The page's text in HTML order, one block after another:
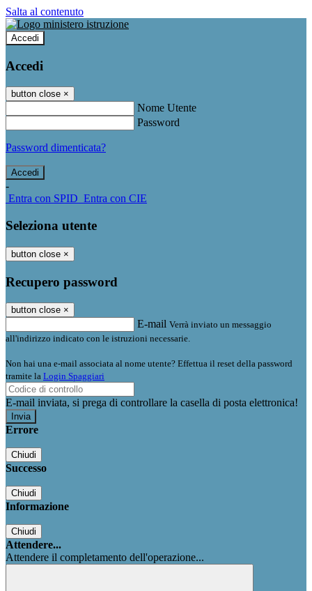
Salta al contenuto
Accedi
Accedi
button close ×
Nome Utente
Password
Password dimenticata?
-
Entra con SPID Entra con CIE
Seleziona utente
button close ×
Recupero password
button close ×
E-mail Verrà inviato un messaggio
all'indirizzo indicato con le istruzioni necessarie.
Non hai una e-mail associata al nome utente? Effettua il reset della password
tramite la Login Spaggiari
E-mail inviata, si prega di controllare la casella di posta elettronica!
Errore
Chiudi
Successo
Chiudi
Informazione
Chiudi
Attendere...
Attendere il completamento dell'operazione...